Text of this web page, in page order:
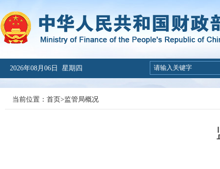
2026年08月06日 星期四
当前位置： 首页>监管局概况